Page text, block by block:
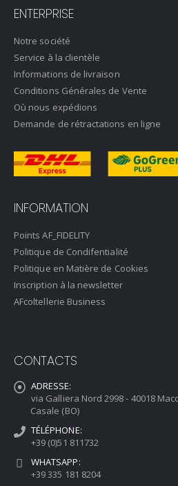
ENTERPRISE
Notre société
Service à la clientèle
Informations de livraison
Conditions Générales de Vente
Où nous expédions
Demande de rétractations en ligne
INFORMATION
Points AF_FIDELITY
Politique de Condifentialité
Politique en Matière de Cookies
Inscription à la newsletter
AFcoltellerie Business
CONTACTS
ADRESSE:
via Galliera Nord 2998 - 40018
Casale (BO)
TÉLÉPHONE:
+39 (0)51 811732
WHATSAPP:
+39 335 181 8204